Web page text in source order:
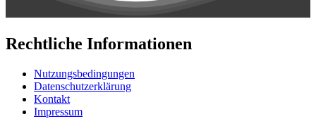
Rechtliche Informationen
Nutzungsbedingungen
Datenschutzerklärung
Kontakt
Impressum